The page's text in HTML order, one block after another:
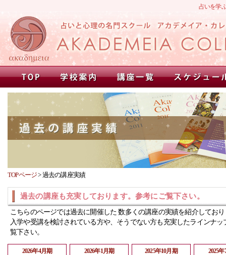
占いを学
TOPページ>過去の講座実績
過去の講座も充実しております。参考にご覧下さい。
こちらのページでは過去に開催した 数多くの講座の実績を紹介してお
入学や受講を検討されている方や、そうでない方も充実したラインナッ
覧下さい。
2026年4月期 2026年1月期 2025年10月期 2025